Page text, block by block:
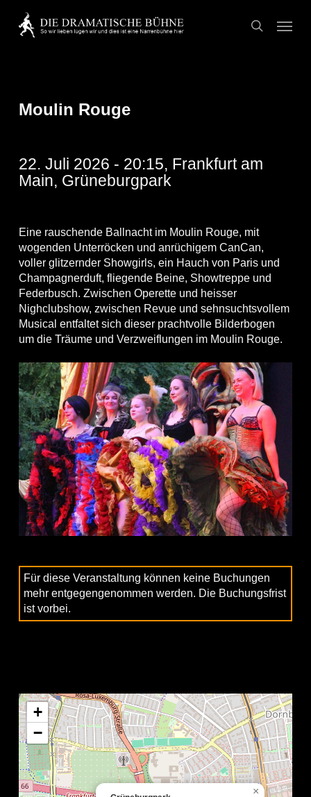
main
search
Menu
Moulin Rouge
22. Juli 2026 - 20:15, Frankfurt am
Main, Grüneburgpark
Eine rauschende Ballnacht im Moulin Rouge, mit
wogenden Unterröcken und anrüchigem CanCan,
voller glitzernder Showgirls, ein Hauch von Paris und
Champagnerduft, fliegende Beine, Showtreppe und
Federbusch. Zwischen Operette und heisser
Nighclubshow, zwischen Revue und sehnsuchtsvollem
Musical entfaltet sich dieser prachtvolle Bilderbogen
um die Träume und Verzweiflungen im Moulin Rouge.
Für diese Veranstaltung können keine Buchungen
mehr entgegengenommen werden. Die Buchungsfrist
ist vorbei.
×
+
−